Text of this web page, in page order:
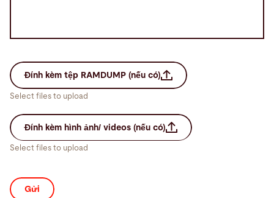
Đính kèm tệp RAMDUMP (nếu có)
Select files to upload
Đính kèm hình ảnh/ videos (nếu có)
Select files to upload